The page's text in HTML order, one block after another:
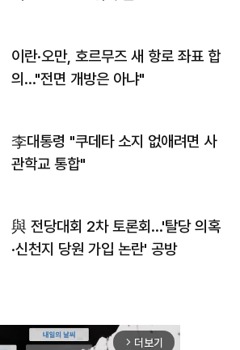
이란·오만, 호르무즈 새 항로 좌표 합
의…"전면 개방은 아냐"
李대통령 "쿠데타 소지 없애려면 사
관학교 통합"
與 전당대회 2차 토론회…'탈당 의혹
·신천지 당원 가입 논란' 공방
arrow_forward_ios 더보기